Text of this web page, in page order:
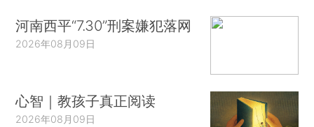
河南西平“7.30”刑案嫌犯落网
2026年08月09日
心智｜教孩子真正阅读
2026年08月09日